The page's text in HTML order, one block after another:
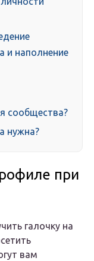
и наполнение
сообщества?
нужна?
при
галочку на
вам